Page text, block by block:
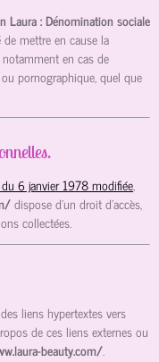
Laura : Dénomination sociale
mettre en cause la
en cas de
pornographique, quel que
6 janvier 1978 modifiée,
dispose d’un droit d’accès,
collectées.
liens hypertextes vers
de ces liens externes ou
beauty.com/